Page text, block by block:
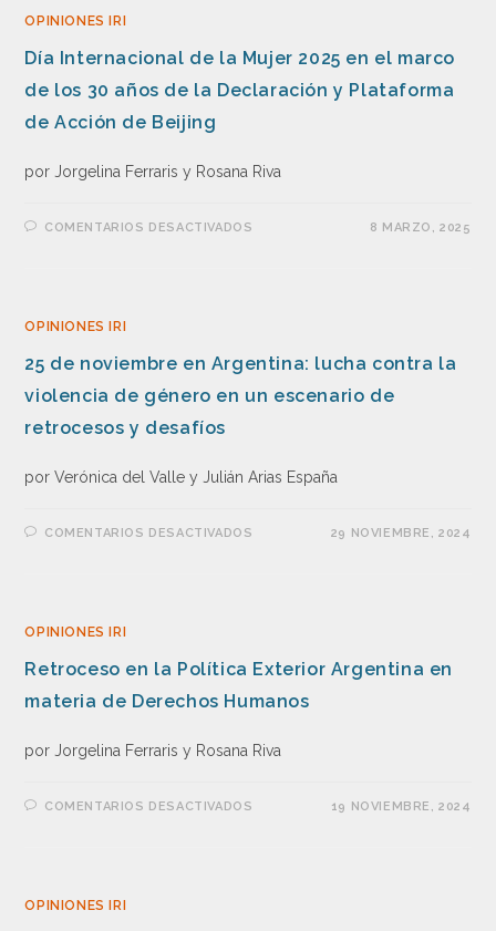
OPINIONES IRI
Día Internacional de la Mujer 2025 en el marco
de los 30 años de la Declaración y Plataforma
de Acción de Beijing
por Jorgelina Ferraris y Rosana Riva
COMENTARIOS DESACTIVADOS 8 MARZO, 2025
OPINIONES IRI
25 de noviembre en Argentina: lucha contra la
violencia de género en un escenario de
retrocesos y desafíos
por Verónica del Valle y Julián Arias España
COMENTARIOS DESACTIVADOS 29 NOVIEMBRE, 2024
OPINIONES IRI
Retroceso en la Política Exterior Argentina en
materia de Derechos Humanos
por Jorgelina Ferraris y Rosana Riva
COMENTARIOS DESACTIVADOS 19 NOVIEMBRE, 2024
OPINIONES IRI